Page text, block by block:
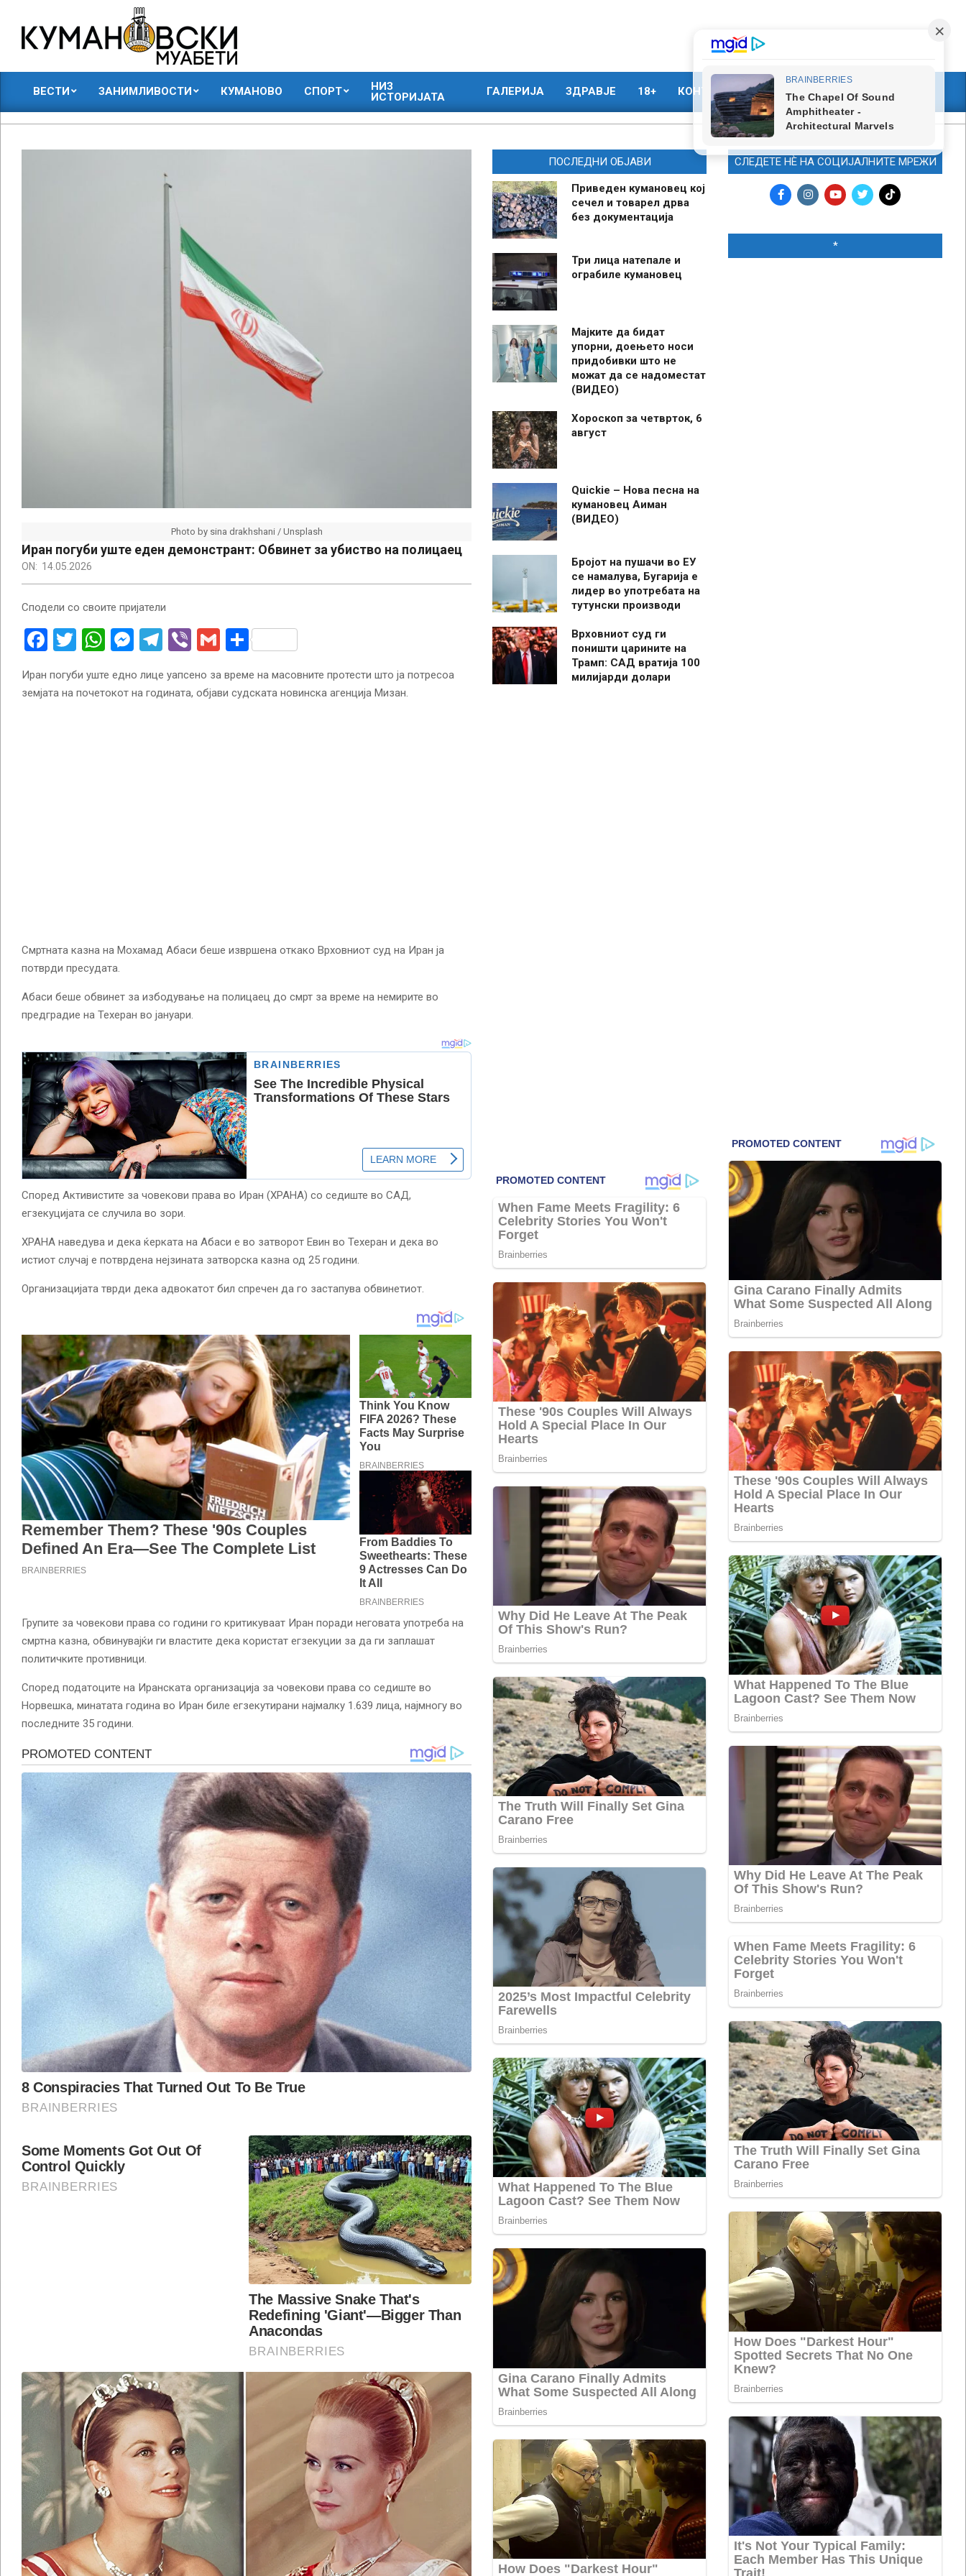
content
КУМАНОВСКИ
МУАБЕТИ
ВЕСТИ ЗАНИМЛИВОСТИ КУМАНОВО СПОРТ
НИЗ
ИСТОРИЈАТА
ГАЛЕРИЈА ЗДРАВЈЕ 18+ КОНТАКТ МАРКЕТИНГ
Photo by sina drakhshani / Unsplash
Иран погуби уште еден демонстрант: Обвинет за убиство на полицаец
ON: 14.05.2026
Сподели со своите пријатели
Facebook
Twitter
WhatsApp
Messenger
Telegram
ViberGmailShare
Иран погуби уште едно лице уапсено за време на масовните протести што ја потресоа
земјата на почетокот на годината, објави судската новинска агенција Мизан.
Смртната казна на Мохамад Абаси беше извршена откако Врховниот суд на Иран ја
потврди пресудата.
Абаси беше обвинет за избодување на полицаец до смрт за време на немирите во
предградие на Техеран во јануари.
Според Активистите за човекови права во Иран (ХРАНА) со седиште во САД,
егзекуцијата се случила во зори.
ХРАНА наведува и дека ќерката на Абаси е во затворот Евин во Техеран и дека во
истиот случај е потврдена нејзината затворска казна од 25 години.
Организацијата тврди дека адвокатот бил спречен да го застапува обвинетиот.
Групите за човекови права со години го критикуваат Иран поради неговата употреба на
смртна казна, обвинувајќи ги властите дека користат егзекуции за да ги заплашат
политичките противници.
Според податоците на Иранската организација за човекови права со седиште во
Норвешка, минатата година во Иран биле егзекутирани најмалку 1.639 лица, најмногу во
последните 35 години.
ПОСЛЕДНИ ОБЈАВИ
Приведен кумановец кој
сечел и товарел дрва
без документација
Три лица натепале и
ограбиле кумановец
Мајките да бидат
упорни, доењето носи
придобивки што не
можат да се надоместат
(ВИДЕО)
Хороскоп за четврток, 6
август
Quickie – Нова песна на
кумановец Аиман
(ВИДЕО)
Бројот на пушачи во ЕУ
се намалува, Бугарија е
лидер во употребата на
тутунски производи
Врховниот суд ги
поништи царините на
Трамп: САД вратија 100
милијарди долари
СЛЕДЕТЕ НЀ НА СОЦИЈАЛНИТЕ МРЕЖИ
*